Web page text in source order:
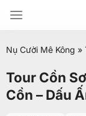
đến
dung
Nụ Cười Mê Kông »
Tour Cồn
Cồn – Dấu